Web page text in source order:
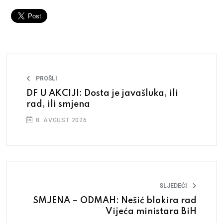
PROŠLI
DF U AKCIJI: Dosta je javašluka, ili
rad, ili smjena
8. AVGUST 2026.
SLJEDEĆI
SMJENA – ODMAH: Nešić blokira rad
Vijeća ministara BiH